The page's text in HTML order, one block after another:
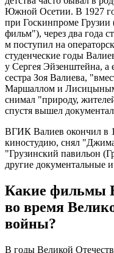
Южной Осетии. В 1927
при Госкинпроме Грузии
фильм"), через два года
м поступил на
студенческие годы
у Сергея Эйзенштейна, а
сестра Зоя Валиева,
Маршаллом и
снимал "природу,
спустя вышел
ВГИК Валиев окончил в
киностудию, снял
"Грузинский павильон
другие документальные
Какие фильмы
во время
войны?
В годы Великой